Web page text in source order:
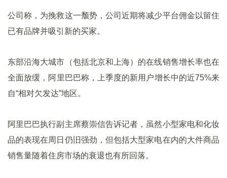
公司称，为挽救这一颓势，公司近期将减少平台佣金以留住
已有品牌并吸引新的买家。
东部沿海大城市（包括北京和上海）的在线销售增长率也在
全面放缓，阿里巴巴称，上季度的新用户增长中的近75%来
自“相对欠发达”地区。
阿里巴巴执行副主席蔡崇信告诉记者，虽然小型家电和化妆
品的表现在周日仍旧强劲，但包括大型家电在内的大件商品
销售量随着住房市场的衰退也有所回落。